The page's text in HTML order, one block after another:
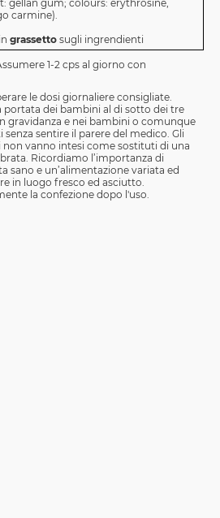
gellan gum; colours: erythrosine,
carmine).
grassettosugli ingrendienti
1-2 cps al giorno con
le dosi giornaliere consigliate.
portata dei bambini al di sotto dei tre
gravidanza e nei bambini o comunque
sentire il parere del medico. Gli
vanno intesi come sostituti di una
Ricordiamo l’importanza di
sano e un’alimentazione variata ed
in luogo fresco ed asciutto.
la confezione dopo l'uso.